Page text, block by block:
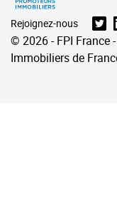
Rejoignez-nous
© 2026 - FPI France
Immobiliers de